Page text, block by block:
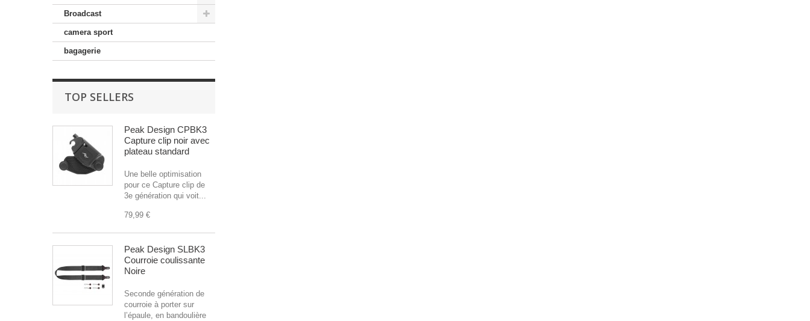
Broadcast
camera sport
bagagerie
TOP SELLERS
Peak Design CPBK3
Capture clip noir avec
plateau standard
Une belle optimisation
pour ce Capture clip de
3e génération qui voit...
79,99 €
Peak Design SLBK3
Courroie coulissante
Noire
Seconde génération de
courroie à porter sur
l’épaule, en bandoulière